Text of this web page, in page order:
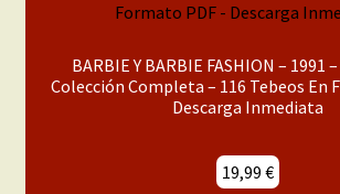
BARBIE Y BARBIE FASHION – 1991
Colección Completa – 116 Tebeos En
Descarga Inmediata
19,99 €